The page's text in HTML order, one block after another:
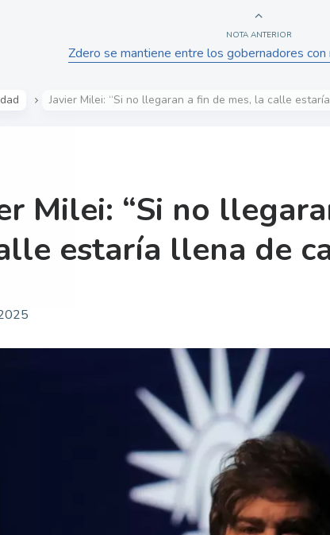
NOTA ANTERIOR
Zdero se mantiene entre los gobernadores
Javier Milei: “Si no llegaran a fin de mes, la calle
Milei: “Si no
estaría llena de